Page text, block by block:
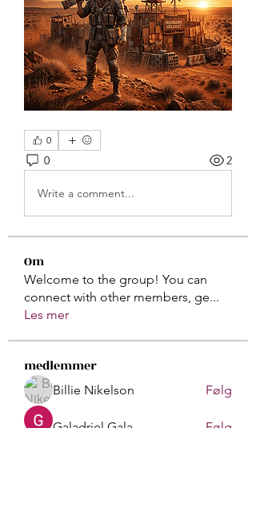
0
0 2
Write a comment...
Om
Welcome to the group! You can
connect with other members, ge...
Les mer
medlemmer
Billie Nikelson Følg
Galadriel Gala Følg